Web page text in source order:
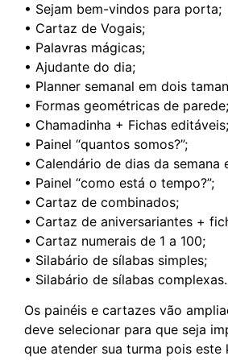
• Sejam bem-vindos para porta;
• Cartaz de Vogais;
• Palavras mágicas;
• Ajudante do dia;
• Planner semanal em dois
• Formas geométricas de parede;
• Chamadinha + Fichas editáveis;
• Painel “quantos somos?”;
• Calendário de dias da semana
• Painel “como está o tempo?”;
• Cartaz de combinados;
• Cartaz de aniversariantes +
• Cartaz numerais de 1 a 100;
• Silabário de sílabas simples;
• Silabário de sílabas complexas.
Os painéis e cartazes vão
deve selecionar para que seja
que atender sua turma pois